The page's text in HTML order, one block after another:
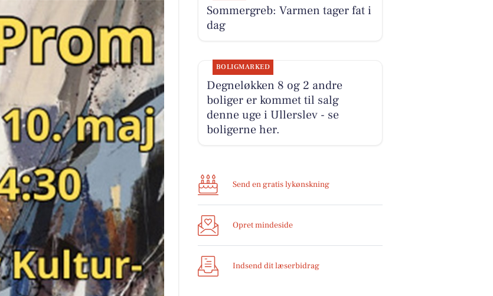
Sommergreb: Varmen tager fat i
dag
BOLIGMARKED
Degneløkken 8 og 2 andre
boliger er kommet til salg
denne uge i Ullerslev - se
boligerne her.
Send en gratis lykønskning
Opret mindeside
Indsend dit læserbidrag